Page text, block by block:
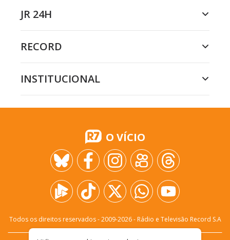
JR 24H
RECORD
INSTITUCIONAL
O VÍCIO
Todos os direitos reservados - 2009-2026- Rádio e Televisão Record S.A